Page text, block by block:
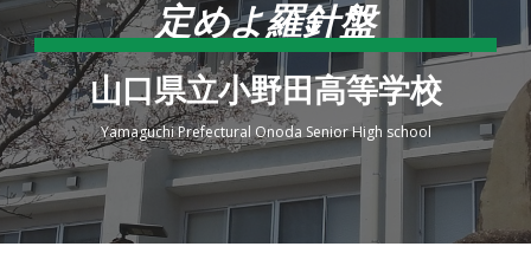
定めよ羅針盤
山口県立小野田高等学校
Yamaguchi Prefectural Onoda Senior High school